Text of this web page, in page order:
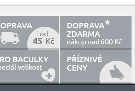
45 600